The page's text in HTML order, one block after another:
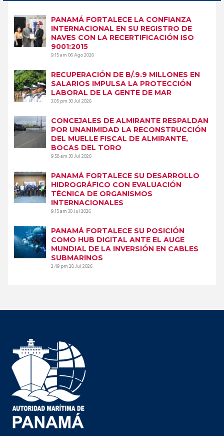
PANAMÁ FORTALECE LA CONFIANZA
INTERNACIONAL EN SU REGISTRO DE
NAVES CON LA RECERTIFICACIÓN ISO
9001:2015
9:15 am06 Ago 2026
RECUPERACIÓN DE B/.9.9 MILLONES EN
SALARIOS IMPULSA LA PROTECCIÓN
LABORAL DE LA GENTE DE MAR
3:05 pm30 Jul 2026
CONCEJALES DE ALMIRANTE RESPALDAN
POR UNANIMIDAD LA RECONSTRUCCIÓN
DEL MUELLE FISCAL DE ALMIRANTE,
BOCAS DEL TORO
9:58 am30 Jul 2026
PANAMÁ FORTALECE SU DESARROLLO
HIDROGRÁFICO CON EVALUACIÓN
TÉCNICA DE ORGANISMOS
INTERNACIONALES
9:15 am30 Jul 2026
PANAMÁ FORTALECE SU POSICIÓN
COMO HUB DIGITAL ANTE EL AUGE
MUNDIAL DE LA INVERSIÓN EN CABLES
SUBMARINOS
2:49 pm28 Jul 2026